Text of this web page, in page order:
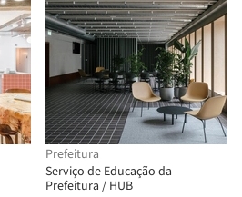
Prefeitura
Serviço de Educação da
Prefeitura / HUB